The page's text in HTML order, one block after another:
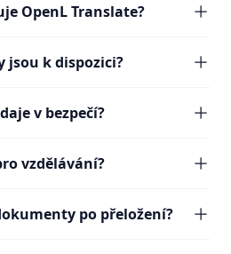
OpenL Translate?
jsou k dispozici?
v bezpečí?
vzdělávání?
po přeložení?